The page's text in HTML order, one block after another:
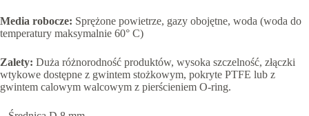
Media robocze: Sprężone powietrze, gazy obojętne, woda (woda do
temperatury maksymalnie 60° C)
Zalety: Duża różnorodność produktów, wysoka szczelność, złączki
wtykowe dostępne z gwintem stożkowym, pokryte PTFE lub z
gwintem calowym walcowym z pierścieniem O-ring.